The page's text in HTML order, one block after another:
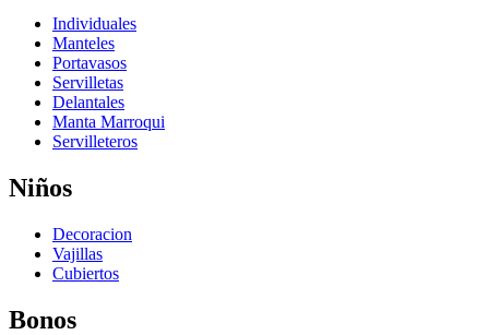
Individuales
Manteles
Portavasos
Servilletas
Delantales
Manta Marroqui
Servilleteros
Niños
Decoracion
Vajillas
Cubiertos
Bonos